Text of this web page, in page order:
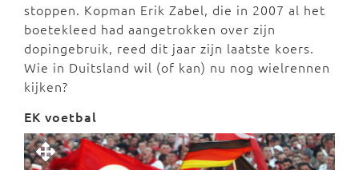
stoppen. Kopman Erik Zabel, die in 2007 al het
boetekleed had aangetrokken over zijn
dopingebruik, reed dit jaar zijn laatste koers.
Wie in Duitsland wil (of kan) nu nog wielrennen
kijken?
EK voetbal